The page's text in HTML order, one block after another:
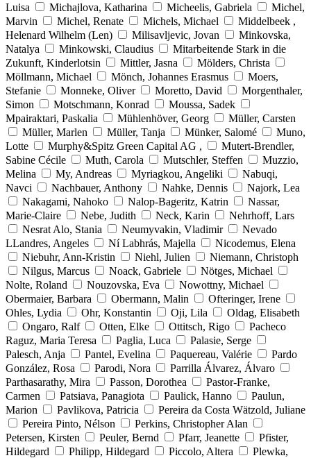
Luisa
Michajlova, Katharina Micheelis, Gabriela
Michel,
Marvin
Michel, Renate Michels, Michael
Middelbeek ,
Helenard Wilhelm (Len)
Milisavljevic, Jovan
Minkovska,
Natalya
Minkowski, Claudius
Mitarbeitende Stark in die
Zukunft, Kinderlotsin
Mittler, Jasna
Mölders, Christa
Möllmann, Michael
Mönch, Johannes Erasmus
Moers,
Stefanie
Monneke, Oliver Moretto, David
Morgenthaler,
Simon
Motschmann, Konrad
Moussa, Sadek
Mpairaktari, Paskalia
Mühlenhöver, Georg
Müller, Carsten
Müller, Marlen
Müller, Tanja Münker, Salomé
Muno,
Lotte
Murphy&Spitz Green Capital AG ,
Mutert-Brendler,
Sabine Cécile
Muth, Carola Mutschler, Steffen
Muzzio,
Melina
My, Andreas Myriagkou, Angeliki
Nabuqi,
Navci
Nachbauer, Anthony Nahke, Dennis
Najork, Lea
Nakagami, Nahoko
Nalop-Bageritz, Katrin
Nassar,
Marie-Claire
Nebe, Judith Neck, Karin
Nehrhoff, Lars
Nesrat Alo, Stania
Neumyvakin, Vladimir
Nevado
LLandres, Angeles
Ní Labhrás, Majella
Nicodemus, Elena
Niebuhr, Ann-Kristin
Niehl, Julien
Niemann, Christoph
Nilgus, Marcus
Noack, Gabriele
Nötges, Michael
Nolte, Roland
Nouzovska, Eva
Nowottny, Michael
Obermaier, Barbara
Obermann, Malin
Ofteringer, Irene
Ohles, Lydia
Ohr, Konstantin Oji, Lila
Oldag, Elisabeth
Ongaro, Ralf
Otten, Elke Ottitsch, Rigo
Pacheco
Raguz, Maria Teresa
Paglia, Luca
Palasie, Serge
Palesch, Anja
Pantel, Evelina Paquereau, Valérie
Pardo
González, Rosa
Parodi, Nora
Parrilla Álvarez, Álvaro
Parthasarathy, Mira
Passon, Dorothea
Pastor-Franke,
Carmen
Patsiava, Panagiota Paulick, Hanno
Paulun,
Marion
Pavlikova, Patricia
Pereira da Costa Wätzold, Juliane
Pereira Pinto, Nélson
Perkins, Christopher Alan
Petersen, Kirsten
Peuler, Bernd Pfarr, Jeanette
Pfister,
Hildegard
Philipp, Hildegard Piccolo, Altera
Plewka,